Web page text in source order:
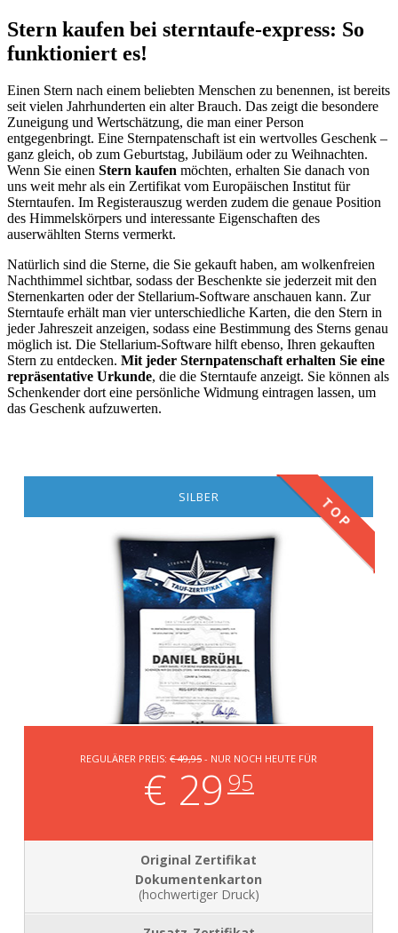
Stern kaufen bei sterntaufe-express: So
funktioniert es!
Einen Stern nach einem beliebten Menschen zu benennen, ist bereits
seit vielen Jahrhunderten ein alter Brauch. Das zeigt die besondere
Zuneigung und Wertschätzung, die man einer Person
entgegenbringt. Eine Sternpatenschaft ist ein wertvolles Geschenk –
ganz gleich, ob zum Geburtstag, Jubiläum oder zu Weihnachten.
Wenn Sie einen Stern kaufen möchten, erhalten Sie danach von
uns weit mehr als ein Zertifikat vom Europäischen Institut für
Sterntaufen. Im Registerauszug werden zudem die genaue Position
des Himmelskörpers und interessante Eigenschaften des
auserwählten Sterns vermerkt.
Natürlich sind die Sterne, die Sie gekauft haben, am wolkenfreien
Nachthimmel sichtbar, sodass der Beschenkte sie jederzeit mit den
Sternenkarten oder der Stellarium-Software anschauen kann. Zur
Sterntaufe erhält man vier unterschiedliche Karten, die den Stern in
jeder Jahreszeit anzeigen, sodass eine Bestimmung des Sterns genau
möglich ist. Die Stellarium-Software hilft ebenso, Ihren gekauften
Stern zu entdecken. Mit jeder Sternpatenschaft erhalten Sie eine
repräsentative Urkunde, die die Sterntaufe anzeigt. Sie können als
Schenkender dort eine persönliche Widmung eintragen lassen, um
das Geschenk aufzuwerten.
SILBER
REGULÄRER PREIS: € 49,95 - NUR NOCH HEUTE FÜR
€ 29 95
TOP
Dokumentenkarton
(hochwertiger Druck)